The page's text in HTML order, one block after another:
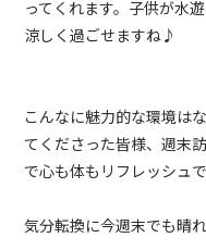
ってくれます。子供が水
涼しく過ごせますね♪
こんなに魅力的な環境は
てくださった皆様、週末
で心も体もリフレッシュ
気分転換に今週末でも晴